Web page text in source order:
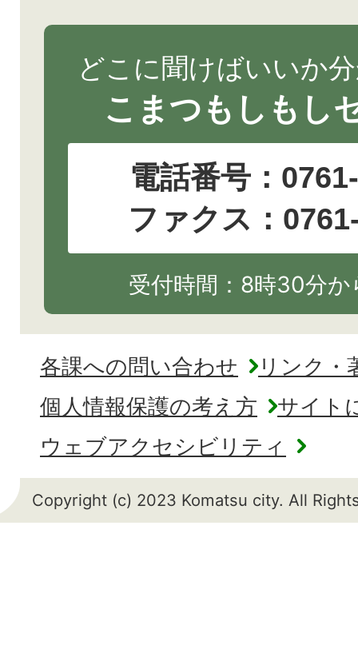
どこに聞けばいいか
こまつもしもし
電話番号：
ファクス：
受付時間：8時30分
各課への問い合わせ
リンク・
個人情報保護の考え方
サイト
ウェブアクセシビリティ
Copyright (c) 2023 Komatsu city. All